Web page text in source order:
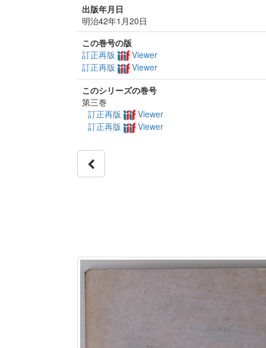
出版年月日
明治42年1月20日
この巻号の版
訂正再版
Viewer
訂正再版
Viewer
このシリーズの巻号
第三巻
訂正再版
Viewer
訂正再版
Viewer